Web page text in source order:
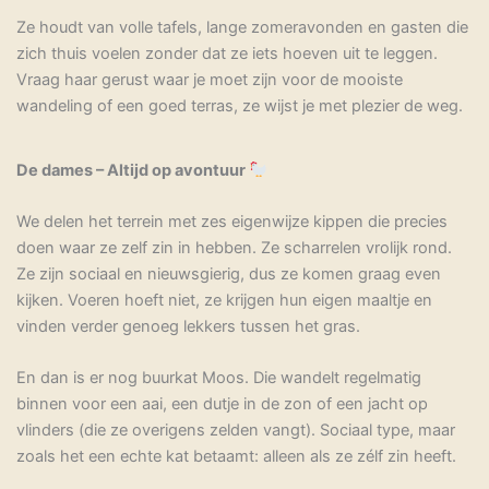
Ze houdt van volle tafels, lange zomeravonden en gasten die
zich thuis voelen zonder dat ze iets hoeven uit te leggen.
Vraag haar gerust waar je moet zijn voor de mooiste
wandeling of een goed terras, ze wijst je met plezier de weg.
De dames – Altijd op avontuur
We delen het terrein met zes eigenwijze kippen die precies
doen waar ze zelf zin in hebben. Ze scharrelen vrolijk rond.
Ze zijn sociaal en nieuwsgierig, dus ze komen graag even
kijken. Voeren hoeft niet, ze krijgen hun eigen maaltje en
vinden verder genoeg lekkers tussen het gras.
En dan is er nog buurkat Moos. Die wandelt regelmatig
binnen voor een aai, een dutje in de zon of een jacht op
vlinders (die ze overigens zelden vangt). Sociaal type, maar
zoals het een echte kat betaamt: alleen als ze zélf zin heeft.